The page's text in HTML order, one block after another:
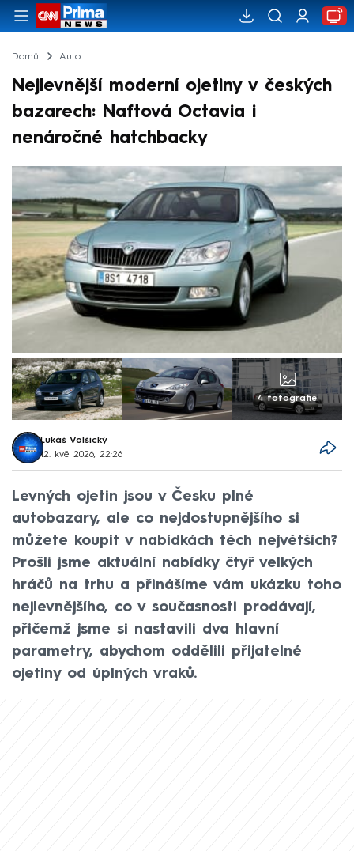
Domů Auto
Nejlevnější moderní ojetiny v českých
bazarech: Naftová Octavia i
nenáročné hatchbacky
4 fotografie
Lukáš Volšický
12. kvě 2026, 22:26
Levných ojetin jsou v Česku plné
autobazary, ale co nejdostupnějšího si
můžete koupit v nabídkách těch největších?
Prošli jsme aktuální nabídky čtyř velkých
hráčů na trhu a přinášíme vám ukázku toho
nejlevnějšího, co v současnosti prodávají,
přičemž jsme si nastavili dva hlavní
parametry, abychom oddělili přijatelné
ojetiny od úplných vraků.